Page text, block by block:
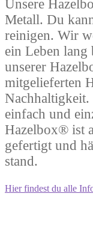
Unsere
Metall. Du
reinigen. Wir
ein Leben lang
unserer
mitgelieferten
Nachhaltigkeit.
einfach und
Hazelbox® ist
gefertigt und
stand.
Hier findest du alle